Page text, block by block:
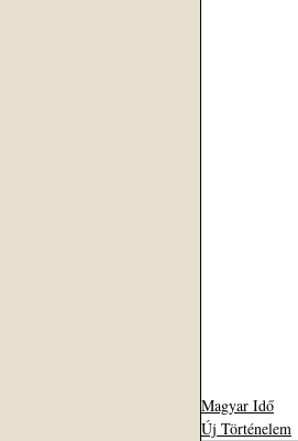
Magyar Idő
Új Történelem